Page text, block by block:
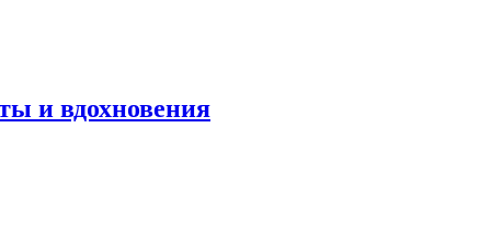
и вдохновения